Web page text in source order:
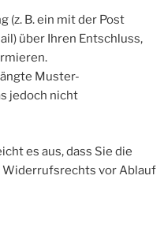
(z. B. ein mit der Post
über Ihren Entschluss,
Muster-
jedoch nicht
es aus, dass Sie die
vor Ablauf